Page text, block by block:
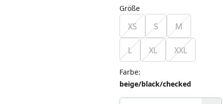
Größe
XS S M
L XL XXL
Farbe:
beige/black/checked